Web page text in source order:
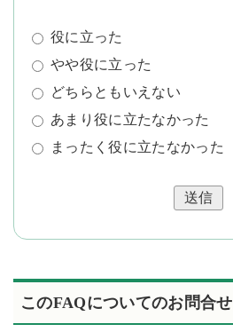
役に立った
やや役に立った
どちらともいえない
あまり役に立たなかった
まったく役に立たなかった
送信
このFAQについてのお問合せ